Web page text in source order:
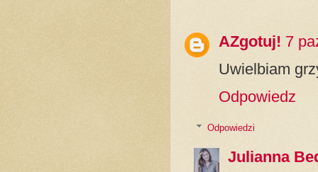
AZgotuj! 7
Uwielbiam
Odpowiedz
Odpowiedzi
Julianna